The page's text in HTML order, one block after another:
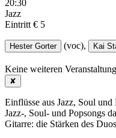
20:30
Jazz
Eintritt € 5
Hester Gorter (voc), Kai
Keine weiteren
✘
Einflüsse aus Jazz, Soul
Jazz-, Soul- und Popsongs
Gitarre: die Stärken des